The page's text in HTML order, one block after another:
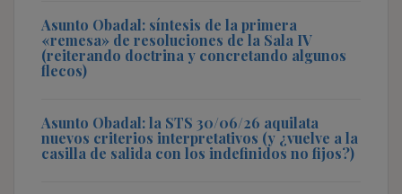
Asunto Obadal: síntesis de la primera
«remesa» de resoluciones de la Sala IV
(reiterando doctrina y concretando algunos
flecos)
Asunto Obadal: la STS 30/06/26 aquilata
nuevos criterios interpretativos (y ¿vuelve a la
casilla de salida con los indefinidos no fijos?)